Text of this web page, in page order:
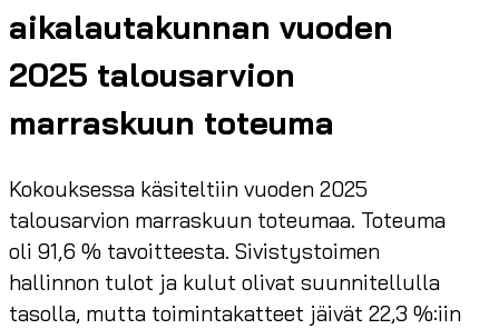
aikalautakunnan vuoden
2025 talousarvion
marraskuun toteuma
Kokouksessa käsiteltiin vuoden 2025
talousarvion marraskuun toteumaa. Toteuma
oli 91,6 % tavoitteesta. Sivistystoimen
hallinnon tulot ja kulut olivat suunnitellulla
tasolla, mutta toimintakatteet jäivät 22,3 %:iin